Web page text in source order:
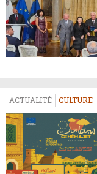
ACTUALITÉ CULTURE